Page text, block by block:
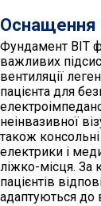
Оснащення
Фундамент ВІТ
важливих
вентиляції
пацієнта для
неінвазивної
також
електрики і
ліжко-місця. За
пацієнтів
адаптуються до